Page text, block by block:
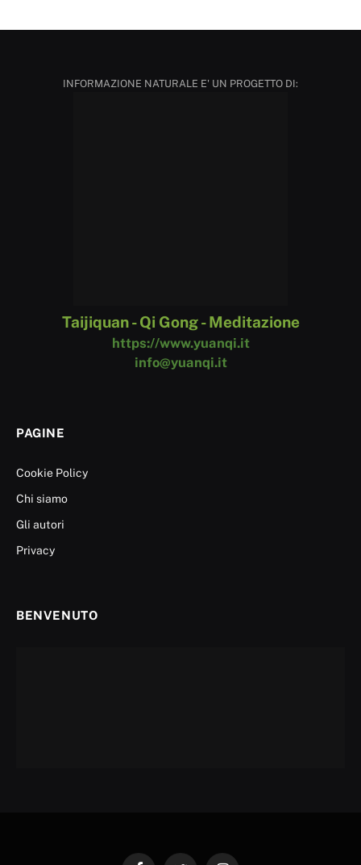
INFORMAZIONE NATURALE E' UN PROGETTO DI:
Taijiquan - Qi Gong - Meditazione
https://www.yuanqi.it
info@yuanqi.it
PAGINE
Cookie Policy
Chi siamo
Gli autori
Privacy
BENVENUTO